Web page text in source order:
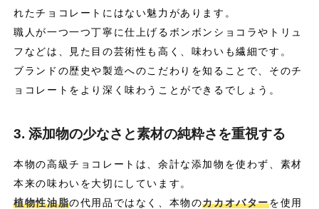
れたチョコレートにはない魅力があります。
職人が一つ一つ丁寧に仕上げるボンボンショコラやトリュ
フなどは、見た目の芸術性も高く、味わいも繊細です。
ブランドの歴史や製造へのこだわりを知ることで、そのチ
ョコレートをより深く味わうことができるでしょう。
3. 添加物の少なさと素材の純粋さを重視する
本物の高級チョコレートは、余計な添加物を使わず、素材
本来の味わいを大切にしています。
植物性油脂の代用品ではなく、本物のカカオバターを使用